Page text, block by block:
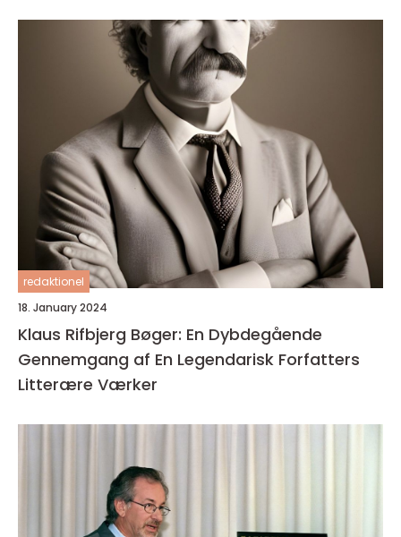
redaktionel
18. January 2024
Klaus Rifbjerg Bøger: En Dybdegående
Gennemgang af En Legendarisk Forfatters
Litterære Værker